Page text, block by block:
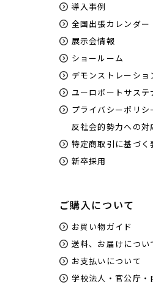
導入事例
全国出張カレンダー
展示会情報
ショールーム
デモンストレーショ
ユーロポートサステ
プライバシーポリシ
反社会的勢力への対
特定商取引に基づく
新卒採用
ご購入について
お買い物ガイド
送料、お届けについ
お支払いについて
学校法人・官公庁・